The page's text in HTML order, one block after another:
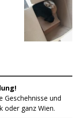
Geschehnisse und
oder ganz Wien.